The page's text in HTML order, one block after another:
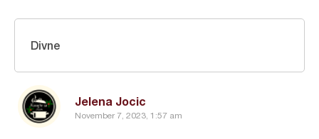
Jelena Jocic
November 7, 2023, 1:57 am
Divne